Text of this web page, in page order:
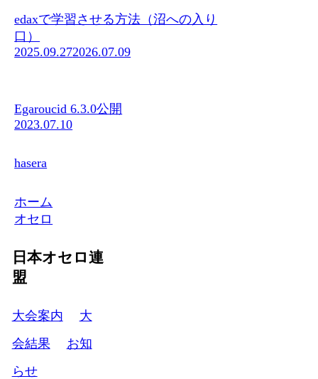
edaxで学習させる方法（沼への入り
口）
2025.09.272026.07.09
Egaroucid 6.3.0公開
2023.07.10
hasera
ホーム
オセロ
日本オセロ連
盟
大会案内
大
会結果
お知
らせ